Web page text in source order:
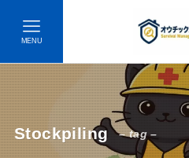
MENU
Stockpiling – tag –